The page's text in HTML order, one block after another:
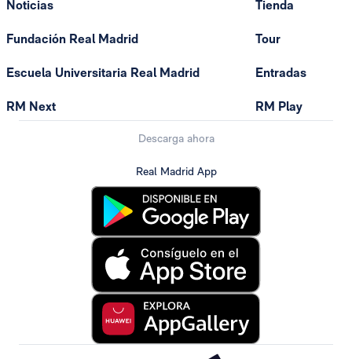
Noticias
Fundación Real Madrid
Escuela Universitaria Real Madrid
RM Next
Tienda
Tour
Entradas
RM Play
Descarga ahora
Real Madrid App